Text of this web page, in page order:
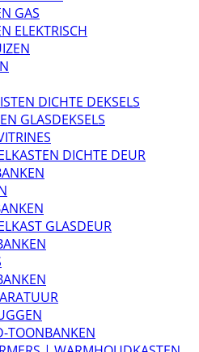
GAS
ELEKTRISCH
DICHTE DEKSELS
GLASDEKSELS
DICHTE DEUR
GLASDEUR
TOONBANKEN